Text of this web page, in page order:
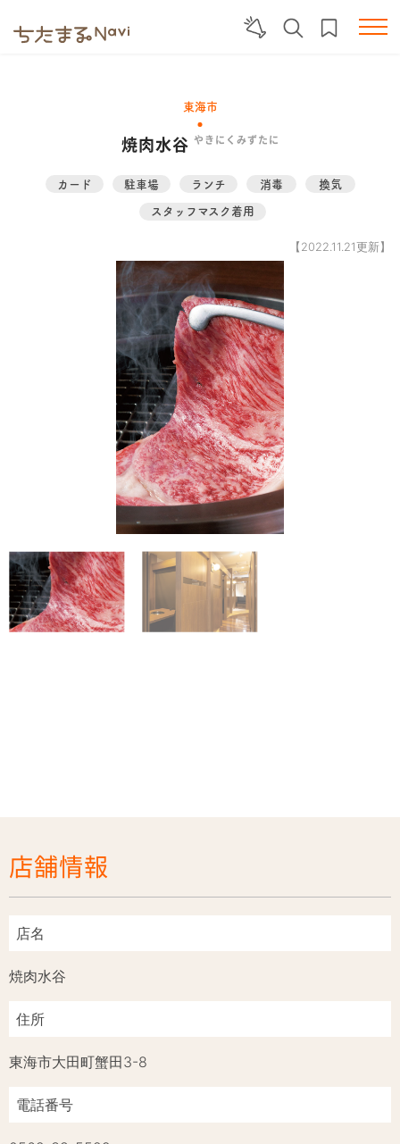
東海市
焼肉水谷 やきにくみずたに
カード 駐車場 ランチ 消毒 換気
スタッフマスク着用
【2022.11.21更新】
店舗情報
店名
焼肉水谷
住所
東海市大田町蟹田3-8
電話番号